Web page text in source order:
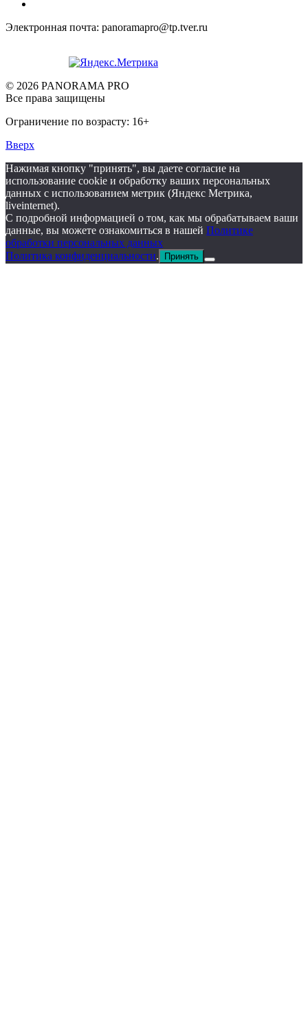
Электронная почта: panoramapro@tp.tver.ru
© 2026 PANORAMA PRO
Все права защищены
Ограничение по возрасту: 16+
Вверх
Нажимая кнопку "принять", вы даете согласие на
использование cookie и обработку ваших персональных
данных с использованием метрик (Яндекс Метрика,
liveinternet).
С подробной информацией о том, как мы обрабатываем ваши
данные, вы можете ознакомиться в нашей Политике
обработки персональных данных
Политика конфиденциальности. Принять